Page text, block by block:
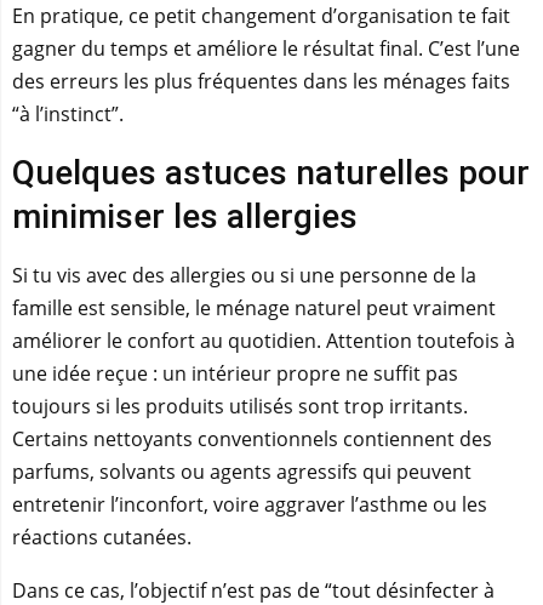
En pratique, ce petit changement d’organisation te fait
gagner du temps et améliore le résultat final. C’est l’une
des erreurs les plus fréquentes dans les ménages faits
“à l’instinct”.
Quelques astuces naturelles pour
minimiser les allergies
Si tu vis avec des allergies ou si une personne de la
famille est sensible, le ménage naturel peut vraiment
améliorer le confort au quotidien. Attention toutefois à
une idée reçue : un intérieur propre ne suffit pas
toujours si les produits utilisés sont trop irritants.
Certains nettoyants conventionnels contiennent des
parfums, solvants ou agents agressifs qui peuvent
entretenir l’inconfort, voire aggraver l’asthme ou les
réactions cutanées.
Dans ce cas, l’objectif n’est pas de “tout désinfecter à